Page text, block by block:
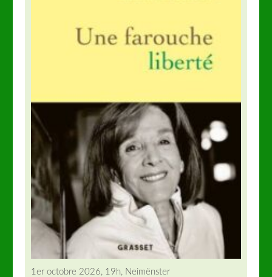
1er octobre 2026, 19h, Neimënster